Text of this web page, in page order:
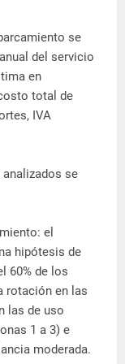
se
del servicio
en
total de
IVA
se
el
hipótesis de
60% de los
rotación en las
las de uso
1 a 3) e
moderada.